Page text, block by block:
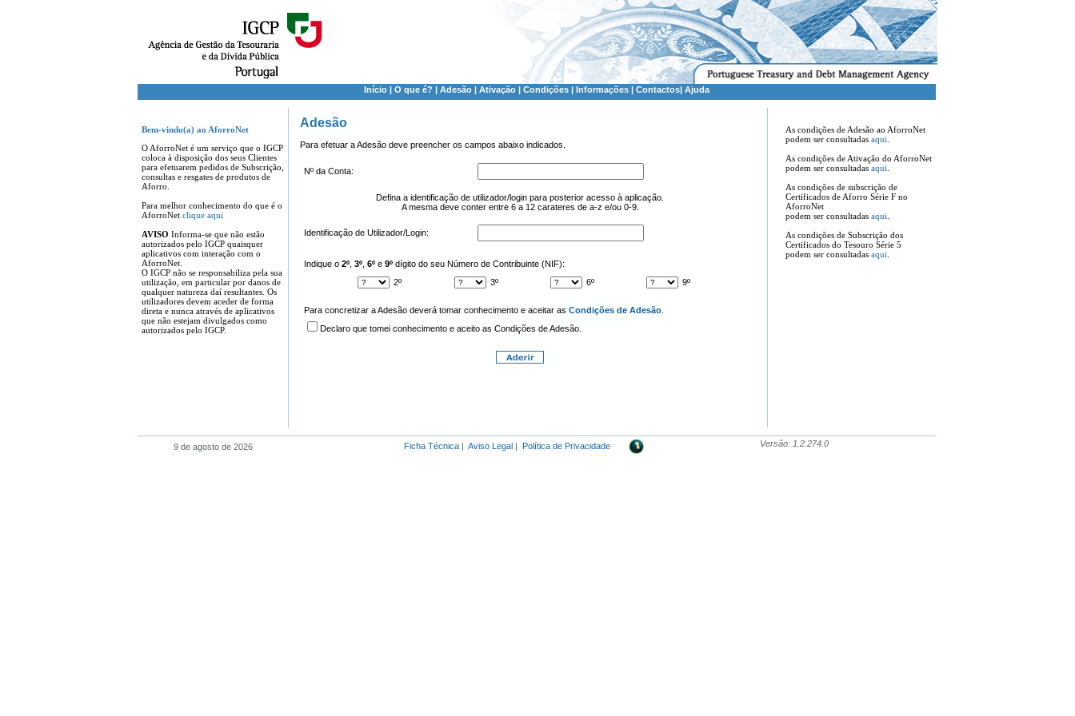
Início | O que é? | Adesão | Ativação | Condições | Informações | Contactos| Ajuda
Bem-vindo(a) ao AforroNet
O AforroNet é um serviço que o IGCP
coloca à disposição dos seus Clientes
para efetuarem pedidos de Subscrição,
consultas e resgates de produtos de
Aforro.
Para melhor conhecimento do que é o
AforroNet clique aqui
AVISO Informa-se que não estão
autorizados pelo IGCP quaisquer
aplicativos com interação com o
AforroNet.
O IGCP não se responsabiliza pela sua
utilização, em particular por danos de
qualquer natureza daí resultantes. Os
utilizadores devem aceder de forma
direta e nunca através de aplicativos
que não estejam divulgados como
autorizados pelo IGCP.
Adesão
Para efetuar a Adesão deve preencher os campos abaixo indicados.
Nº da Conta:
Defina a identificação de utilizador/login para posterior acesso à aplicação.
A mesma deve conter entre 6 a 12 carateres de a-z e/ou 0-9.
Identificação de Utilizador/Login:
Indique o 2º 3º 6º e 9º dígito do seu Número de Contribuinte (NIF):
2º
3º 6º 9º
Para concretizar a Adesão deverá tomar conhecimento e aceitar as Condições de Adesão
Declaro que tomei conhecimento e aceito as Condições de Adesão.
As condições de Adesão ao AforroNet
podem ser consultadas aqui
As condições de Ativação do AforroNet
podem ser consultadas aqui
As condições de subscrição de
Certificados de Aforro Série F no
AforroNet
podem ser consultadas aqui
As condições de Subscrição dos
Certificados do Tesouro Série 5
podem ser consultadas aqui
9 de agosto de 2026 Ficha Técnica| Aviso Legal| Política de Privacidade Versão: 1.2.274.0